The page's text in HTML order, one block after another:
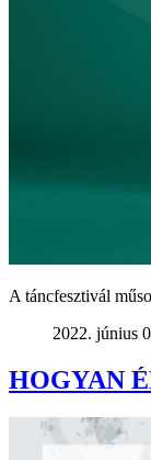
A táncfesztivál
2022. június
HOGYAN